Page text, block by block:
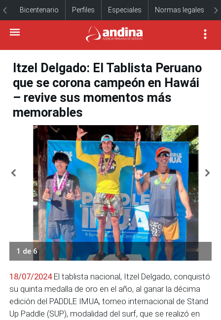
Bicentenario Perfiles Especiales Normas legales
Itzel Delgado: El Tablista Peruano
que se corona campeón en Hawái
– revive sus momentos más
memorables
1 de 6
18/07/2024El tablista nacional, Itzel Delgado, conquistó
su quinta medalla de oro en el año, al ganar la décima
edición del PADDLE IMUA, torneo internacional de Stand
Up Paddle (SUP), modalidad del surf, que se realizó en